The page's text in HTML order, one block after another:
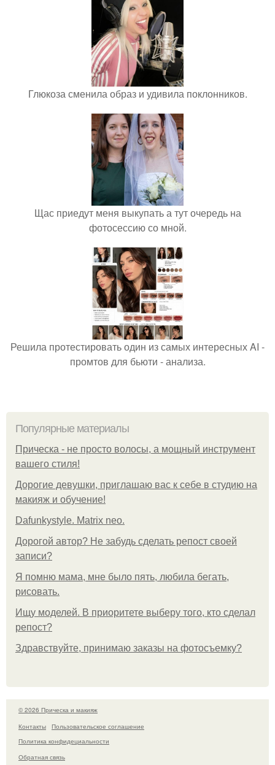
Глюкоза сменила образ и удивила поклонников.
Щас приедут меня выкупать а тут очередь на
фотосессию со мной.
Решила протестировать один из самых интересных AI -
промтов для бьюти - анализа.
Популярные материалы
Прическа - не просто волосы, а мощный инструмент
вашего стиля!
Дорогие девушки, приглашаю вас к себе в студию на
макияж и обучение!
Dafunkystyle. Matrix neo.
Дорогой автор? Не забудь сделать репост своей
записи?
Я помню мама, мне было пять, любила бегать,
рисовать.
Ищу моделей. В приоритете выберу того, кто сделал
репост?
Здравствуйте, принимаю заказы на фотосъемку?
© 2026 Прическа и макияж
Контакты
Пользовательское соглашение
Политика конфидециальности
Обратная связь